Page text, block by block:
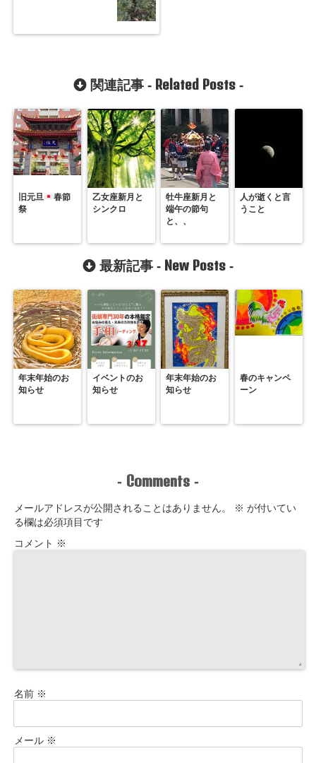
関連記事 - Related Posts-
旧元旦
春節
祭
乙女座新月と
シンクロ
牡牛座新月と
端午の節句
と、、
人が逝くと言
うこと
最新記事 - New Posts -
年末年始のお
知らせ
イベントのお
知らせ
年末年始のお
知らせ
春のキャンペ
ーン
- Comments -
メールアドレスが公開されることはありません。 ※ が付いてい
る欄は必須項目です
コメント ※
名前 ※
メール ※